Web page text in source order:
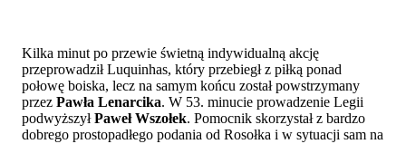
Kilka minut po przewie świetną indywidualną akcję
przeprowadził Luquinhas, który przebiegł z piłką ponad
połowę boiska, lecz na samym końcu został powstrzymany
przez Pawła Lenarcika. W 53. minucie prowadzenie Legii
podwyższyłPaweł Wszołek. Pomocnik skorzystał z bardzo
dobrego prostopadłego podania od Rosołka i w sytuacji sam na